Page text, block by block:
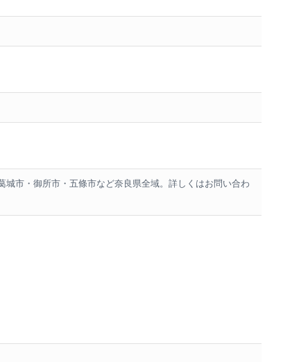
市・御所市・五條市など奈良県全域。詳しくはお問い合わ